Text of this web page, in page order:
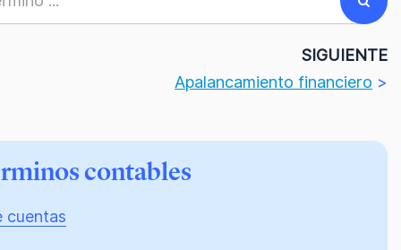
SIGUIENTE
Apalancamiento financiero >
contables
cuentas